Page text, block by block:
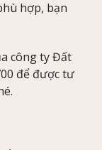
hợp, bạn
công ty Đất
để được tư